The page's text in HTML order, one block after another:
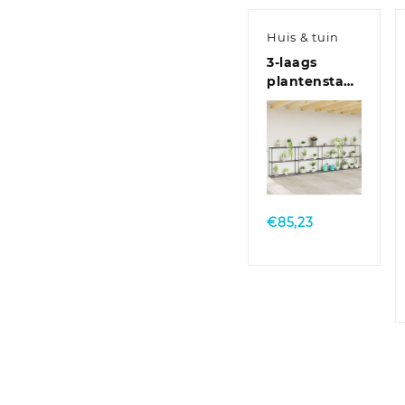
Huis & tuin
3-laags
plantenstandaard
Zwart 400 x
32 x 104 cm
Staal
Quick
View
€85,23